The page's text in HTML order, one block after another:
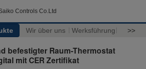
Controls Co.Ltd
Wir über uns Werksführung >>
befestigter Raum-Thermostat
mit CER Zertifikat